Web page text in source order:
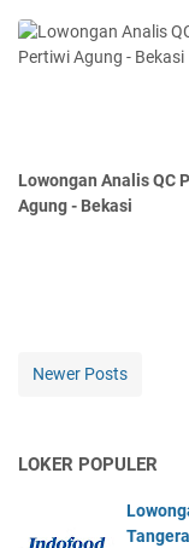
Lowongan Analis QC
Agung - Bekasi
Newer Posts
LOKER POPULER